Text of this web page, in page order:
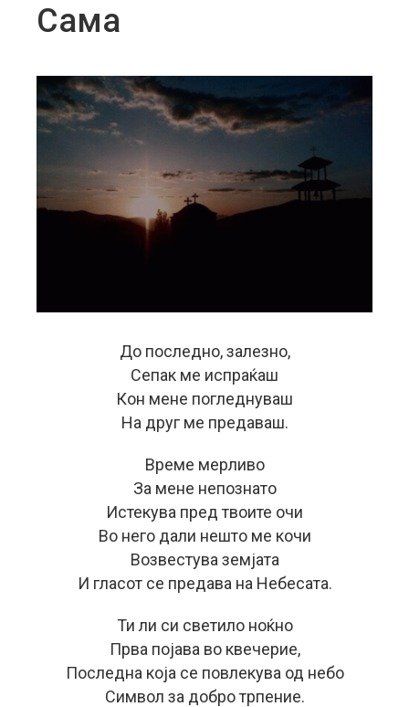
Сама
До последно, залезно,
Сепак ме испраќаш
Кон мене погледнуваш
На друг ме предаваш.
Време мерливо
За мене непознато
Истекува пред твоите очи
Во него дали нешто ме кочи
Возвестува земјата
И гласот се предава на Небесата.
Ти ли си светило ноќно
Прва појава во квечерие,
Последна која се повлекува од небо
Символ за добро трпение.